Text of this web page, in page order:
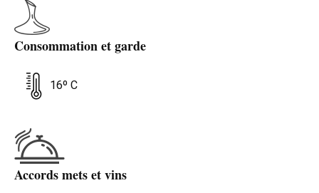
Consommation et garde
16º C
Accords mets et vins